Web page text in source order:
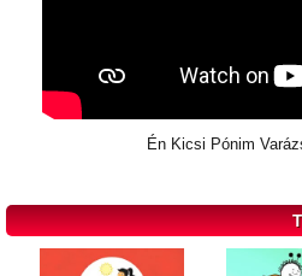
Én Kicsi Pónim